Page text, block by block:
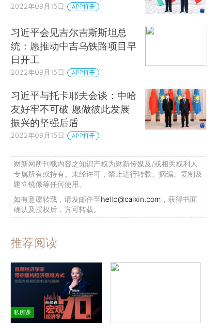
2022年09月15日 APP打开
习近平会见吉尔吉斯斯坦总
统：愿推动中吉乌铁路项目早
日开工
2022年09月15日 APP打开
习近平与托卡耶夫会谈：中哈
友好牢不可破 愿做彼此发展
振兴的坚强后盾
2022年09月15日 APP打开
财新网所刊载内容之知识产权为财新传媒及/或相关权利人
专属所有或持有。未经许可，禁止进行转载、摘编、复制及
建立镜像等任何使用。
如有意愿转载，请发邮件至hello@caixin.com ，获得书面
确认及授权后，方可转载。
推荐阅读
私房课